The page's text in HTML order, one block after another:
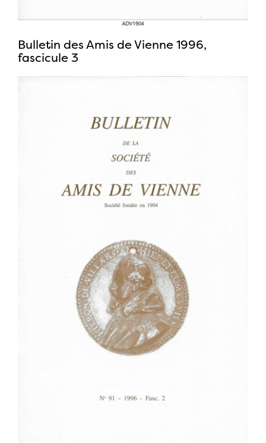
Bulletin des Amis de Vienne 1996,
fascicule 3